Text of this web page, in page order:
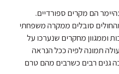
הם מקרים ספורדיים.
סובלים ממקרה משפחתי
וממגוון מחקרים שנערכו על
תמונה לפיה ככל הנראה
גנים רבים כשרבים מהם טרם